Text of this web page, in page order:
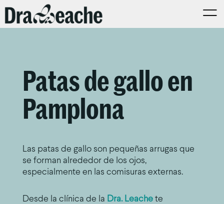
Patas de gallo en
Pamplona
Las patas de gallo son pequeñas arrugas que
se forman alrededor de los ojos,
especialmente en las comisuras externas.
Desde la clínica de la Dra. Leachete